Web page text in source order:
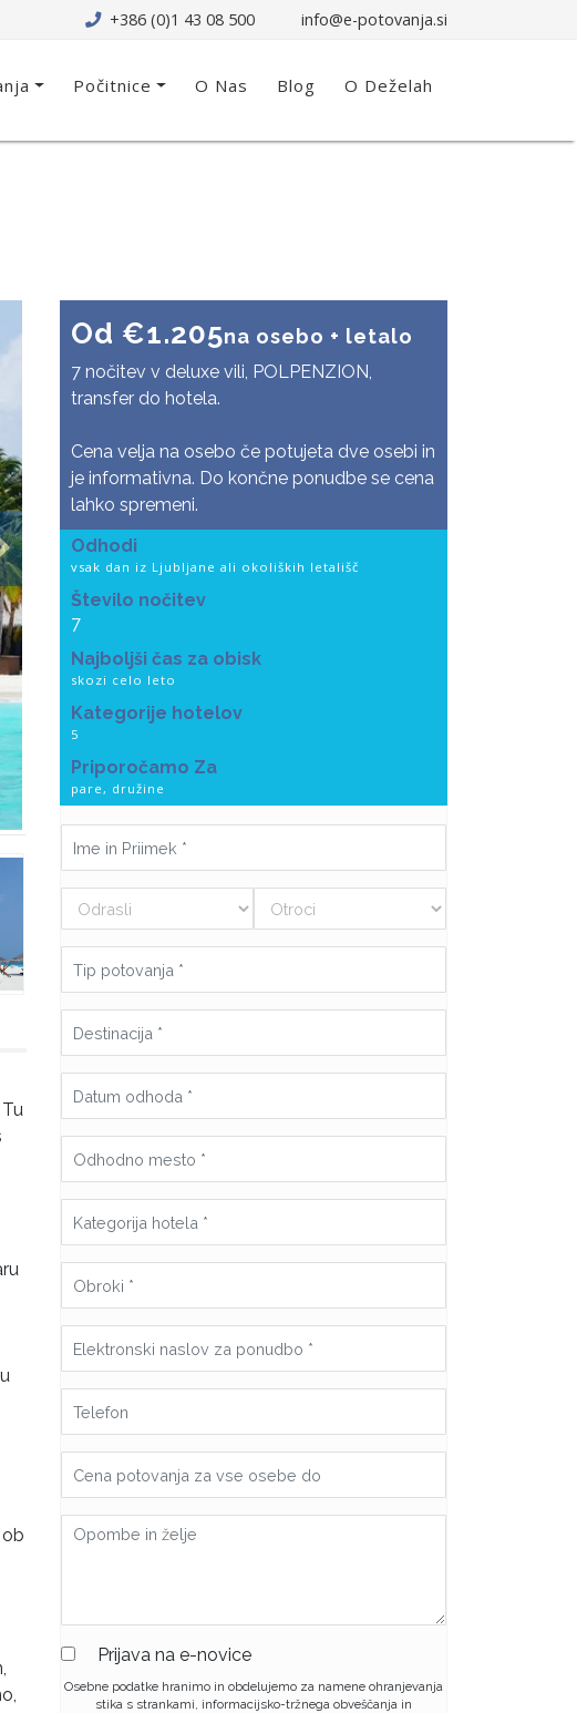
+386 (0)1 43 08 500 info@e-potovanja.si
Počitnice O Nas Blog O Deželah
Od €1.205na osebo + letalo
7 nočitev v deluxe vili, POLPENZION,
transfer do hotela.
Cena velja na osebo če potujeta dve osebi in
je informativna. Do končne ponudbe se cena
lahko spremeni.
Odhodi
vsak dan iz Ljubljane ali okoliških letališč
Število nočitev
7
Najboljši čas za obisk
skozi celo leto
Kategorije hotelov
5
Priporočamo Za
pare, družine
Prijava na e-novice
Osebne podatke hranimo in obdelujemo za namene ohranjevanja
stika s strankami, informacijsko-tržnega obveščanja in